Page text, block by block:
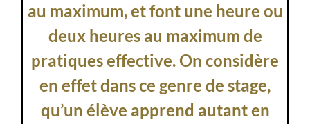
au maximum, et font une heure ou
deux heures au maximum de
pratiques effective. On considère
en effet dans ce genre de stage,
qu’un élève apprend autant en